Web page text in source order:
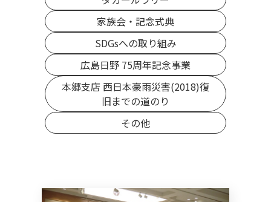
家族会・記念式典
SDGsへの取り組み
広島日野 75周年記念事業
本郷支店 西日本豪雨災害(2018)復
旧までの道のり
その他